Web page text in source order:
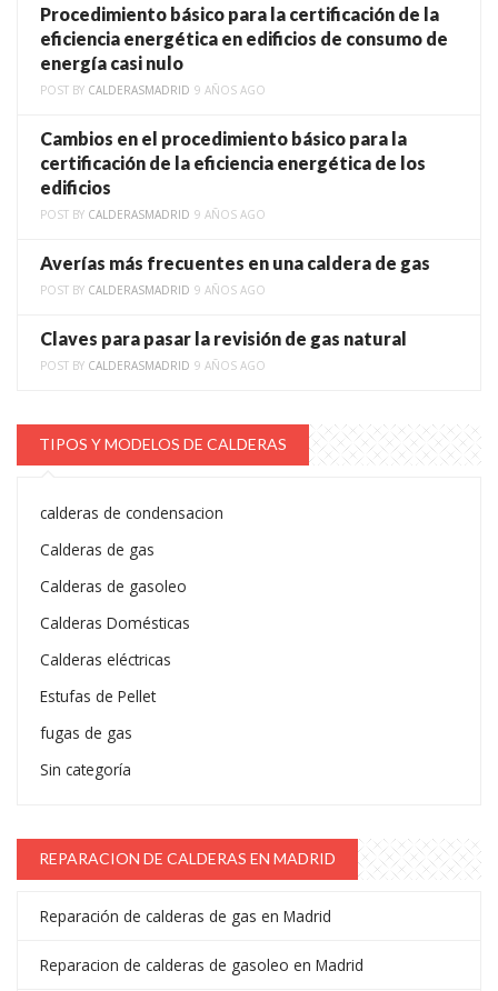
Procedimiento básico para la certificación de la
eficiencia energética en edificios de consumo de
energía casi nulo
POST BY CALDERASMADRID 9 AÑOS AGO
Cambios en el procedimiento básico para la
certificación de la eficiencia energética de los
edificios
POST BY CALDERASMADRID 9 AÑOS AGO
Averías más frecuentes en una caldera de gas
POST BY CALDERASMADRID 9 AÑOS AGO
Claves para pasar la revisión de gas natural
POST BY CALDERASMADRID 9 AÑOS AGO
TIPOS Y MODELOS DE CALDERAS
calderas de condensacion
Calderas de gas
Calderas de gasoleo
Calderas Domésticas
Calderas eléctricas
Estufas de Pellet
fugas de gas
Sin categoría
REPARACION DE CALDERAS EN MADRID
Reparación de calderas de gas en Madrid
Reparacion de calderas de gasoleo en Madrid